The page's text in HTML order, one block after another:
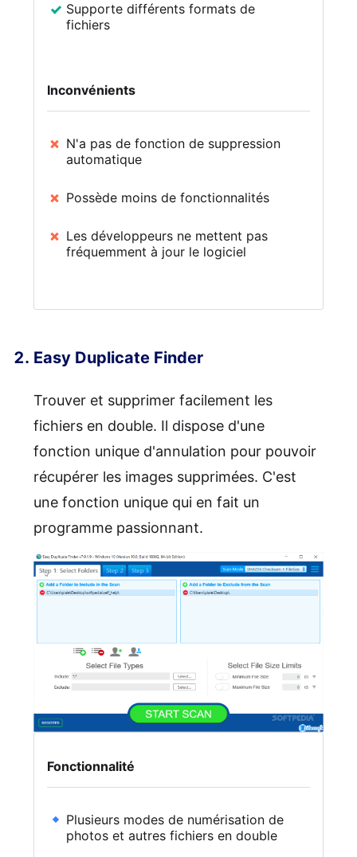
Supporte différents formats de
fichiers
Inconvénients
N'a pas de fonction de suppression
automatique
Possède moins de fonctionnalités
Les développeurs ne mettent pas
fréquemment à jour le logiciel
Easy Duplicate Finder
Trouver et supprimer facilement les
fichiers en double. Il dispose d'une
fonction unique d'annulation pour pouvoir
récupérer les images supprimées. C'est
une fonction unique qui en fait un
programme passionnant.
Fonctionnalité
Plusieurs modes de numérisation de
photos et autres fichiers en double